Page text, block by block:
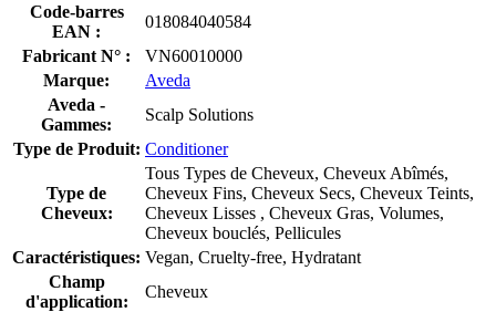
Code-barres
EAN :
018084040584
Fabricant N° :
VN60010000
Marque:
Aveda
Aveda -
Gammes:
Scalp Solutions
Type de Produit: Conditioner
Type de
Cheveux:
Tous Types de Cheveux, Cheveux Abîmés,
Cheveux Fins, Cheveux Secs, Cheveux Teints,
Cheveux Lisses , Cheveux Gras, Volumes,
Cheveux bouclés, Pellicules
Caractéristiques: Vegan, Cruelty-free, Hydratant
Champ
d'application:
Cheveux